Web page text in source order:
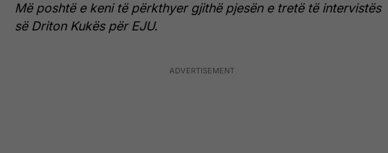
Më poshtë e keni të përkthyer gjithë pjesën e tretë të intervistës
së Driton Kukës për EJU.